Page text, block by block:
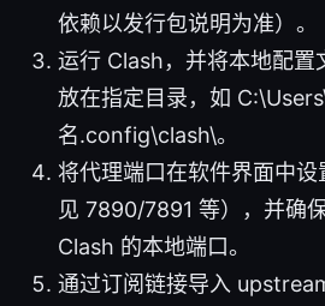
依赖以发行包说明为准）。
运行 Clash，并将本地配
放在指定目录，如
名.config\clash\。
将代理端口在软件界面中
见 7890/7891 等），并确
Clash 的本地端口。
通过订阅链接导入